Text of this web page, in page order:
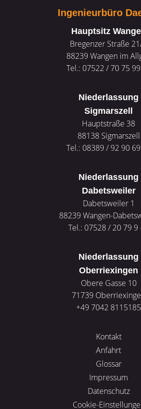
Kontakt
Anfahrt
Glossar
Impressum
Datenschutz
Cookie-
Ingenieurbüro
Hauptsitz
Bregenzer Straße
88239 Wangen im
Tel.: 07522 / 70 75
Niederlassung
Sigmarszell
Hauptstraße 38
88138 Sigmarszell
Tel.: 08389 / 92 90
Niederlassung
Dabetsweiler
Dabetsweiler 1
88239 Wangen-
Tel.: 07528 / 20 79 9
Niederlassung
Oberriexingen
Obere Gasse 10
71739
+49 7042 8115185